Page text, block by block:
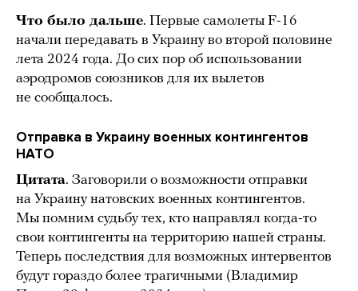
Что было дальше. Первые самолеты F-16
начали передавать в Украину во второй половине
лета 2024 года. До сих пор об использовании
аэродромов союзников для их вылетов
не сообщалось.
Отправка в Украину военных контингентов
НАТО
Цитата. Заговорили о возможности отправки
на Украину натовских военных контингентов.
Мы помним судьбу тех, кто направлял когда-то
свои контингенты на территорию нашей страны.
Теперь последствия для возможных интервентов
будут гораздо более трагичными (Владимир